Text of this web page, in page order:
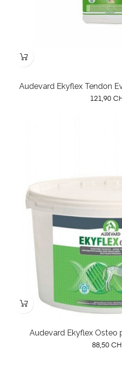
Audevard Ekyflex Tendon
Prix
121,90
Audevard Ekyflex Osteo
Prix
88,50